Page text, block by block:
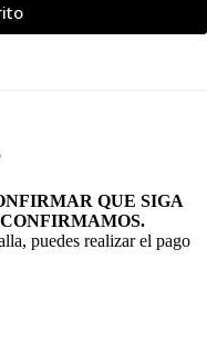
QUE SIGA
puedes realizar el pago